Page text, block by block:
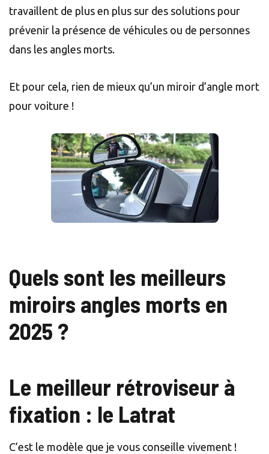
travaillent de plus en plus sur des solutions pour
prévenir la présence de véhicules ou de personnes
dans les angles morts.
Et pour cela, rien de mieux qu’un miroir d’angle mort
pour voiture !
Quels sont les meilleurs
miroirs angles morts en
2025 ?
Le meilleur rétroviseur à
fixation : le Latrat
C’est le modèle que je vous conseille vivement !